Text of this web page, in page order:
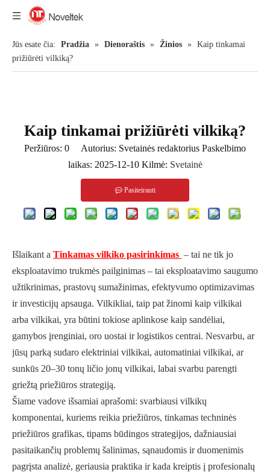
Jūs esate čia: Pradžia » Dienoraštis » Žinios » Kaip tinkamai
prižiūrėti vilkiką?
Kaip tinkamai prižiūrėti vilkiką?
Peržiūros: 0 Autorius: Svetainės redaktorius Paskelbimo
laikas: 2025-12-10 Kilmė: Svetainė
Pasiteirauti
Išlaikant a Tinkamas vilkiko pasirinkimas – tai ne tik jo
eksploatavimo trukmės pailginimas – tai eksploatavimo saugumo
užtikrinimas, prastovų sumažinimas, efektyvumo optimizavimas
ir investicijų apsauga. Vilkikliai, taip pat žinomi kaip vilkikai
arba vilkikai, yra būtini tokiose aplinkose kaip sandėliai,
gamybos įrenginiai, oro uostai ir logistikos centrai. Nesvarbu, ar
jūsų parką sudaro elektriniai vilkikai, automatiniai vilkikai, ar
sunkūs 20–30 tonų ličio jonų vilkikai, labai svarbu parengti
griežtą priežiūros strategiją.
Šiame vadove išsamiai aprašomi: svarbiausi vilkikų
komponentai, kuriems reikia priežiūros, tinkamas techninės
priežiūros grafikas, tipams būdingos strategijos, dažniausiai
pasitaikančių problemų šalinimas, sąnaudomis ir duomenimis
pagrįsta analizė, geriausia praktika ir kada kreiptis į profesionalų